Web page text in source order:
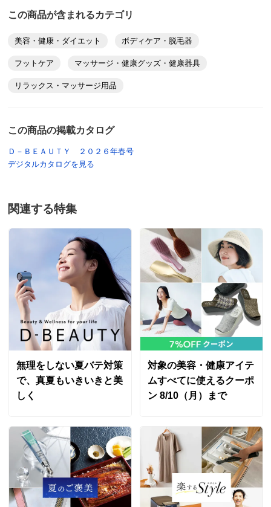
この商品が含まれるカテゴリ
美容・健康・ダイエット ボディケア・脱毛器
フットケア マッサージ・健康グッズ・健康器具
リラックス・マッサージ用品
この商品の掲載カタログ
Ｄ－ＢＥＡＵＴＹ ２０２６年春号
デジタルカタログを見る
関連する特集
無理をしない夏バテ対策
で、真夏もいきいきと美
しく
対象の美容・健康アイテ
ムすべてに使えるクーポ
ン 8/10（月）まで